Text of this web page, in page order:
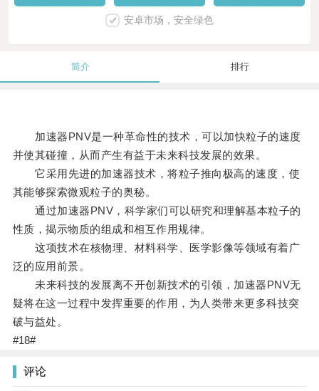
安卓市场，安全绿色
简介 排行
加速器PNV是一种革命性的技术，可以加快粒子的速度
并使其碰撞，从而产生有益于未来科技发展的效果。
它采用先进的加速器技术，将粒子推向极高的速度，使
其能够探索微观粒子的奥秘。
通过加速器PNV，科学家们可以研究和理解基本粒子的
性质，揭示物质的组成和相互作用规律。
这项技术在核物理、材料科学、医学影像等领域有着广
泛的应用前景。
未来科技的发展离不开创新技术的引领，加速器PNV无
疑将在这一过程中发挥重要的作用，为人类带来更多科技突
破与益处。
#18#
评论